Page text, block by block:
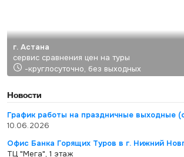
г. Астана
сервис сравнения цен на туры
-круглосуточно, без выходных
Новости
График работы на праздничные выходные
10.06.2026
Офис Банка Горящих Туров в г. Нижний
ТЦ "Мега", 1 этаж